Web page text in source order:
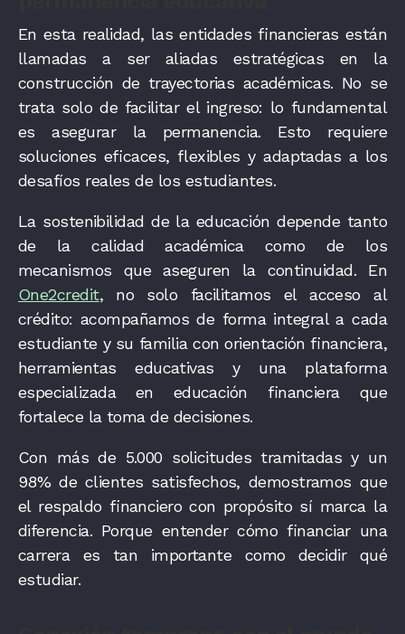
En esta realidad, las entidades financieras están
llamadas a ser aliadas estratégicas en la
construcción de trayectorias académicas. No se
trata solo de facilitar el ingreso: lo fundamental
es asegurar la permanencia. Esto requiere
soluciones eficaces, flexibles y adaptadas a los
desafíos reales de los estudiantes.
La sostenibilidad de la educación depende tanto
de la calidad académica como de los
mecanismos que aseguren la continuidad. En
One2credit, no solo facilitamos el acceso al
crédito: acompañamos de forma integral a cada
estudiante y su familia con orientación financiera,
herramientas educativas y una plataforma
especializada en educación financiera que
fortalece la toma de decisiones.
Con más de 5.000 solicitudes tramitadas y un
98% de clientes satisfechos, demostramos que
el respaldo financiero con propósito sí marca la
diferencia. Porque entender cómo financiar una
carrera es tan importante como decidir qué
estudiar.